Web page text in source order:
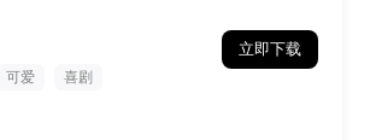
可爱 喜剧
立即下载